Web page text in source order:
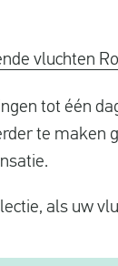
vluchten
tot één
te
als uw